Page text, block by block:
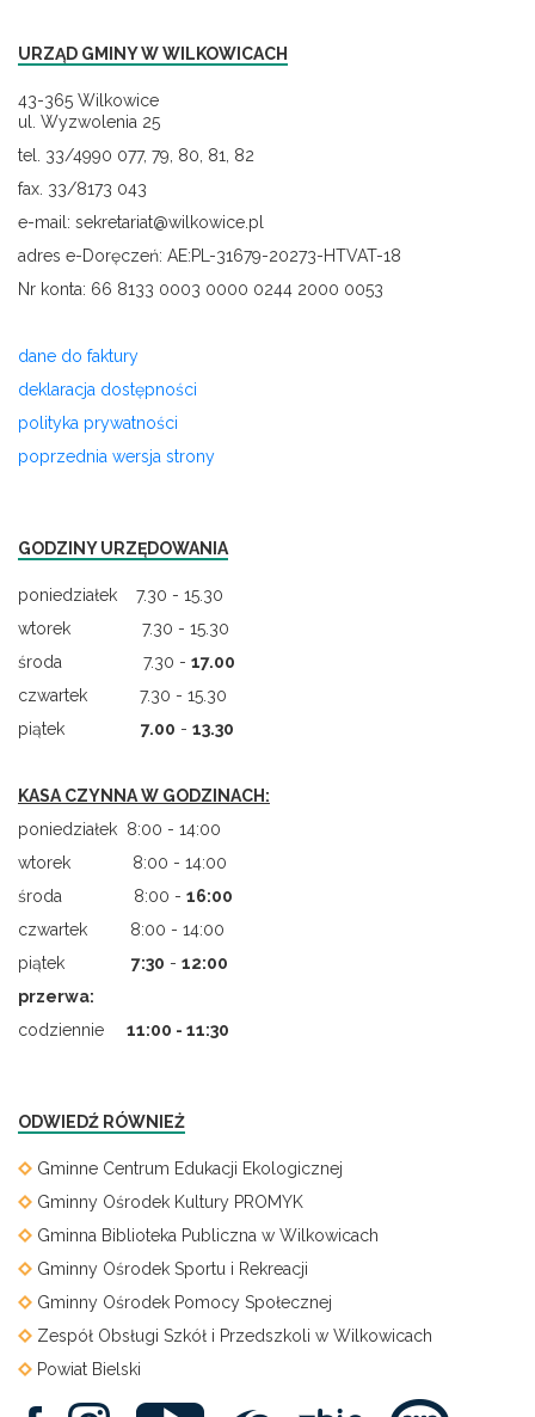
URZĄD GMINY W WILKOWICACH
43-365 Wilkowice
ul. Wyzwolenia 25
tel. 33/4990 077, 79, 80, 81, 82
fax. 33/8173 043
e-mail: sekretariat@wilkowice.pl
adres e-Doręczeń: AE:PL-31679-20273-HTVAT-18
Nr konta: 66 8133 0003 0000 0244 2000 0053
dane do faktury
deklaracja dostępności
polityka prywatności
poprzednia wersja strony
GODZINY URZĘDOWANIA
poniedziałek 7.30 - 15.30
wtorek 7.30 - 15.30
środa 7.30 - 17.00
czwartek 7.30 - 15.30
piątek 7.00 - 13.30
KASA CZYNNA W GODZINACH:
poniedziałek 8:00 - 14:00
wtorek 8:00 - 14:00
środa 8:00 - 16:00
czwartek 8:00 - 14:00
piątek 7:30 - 12:00
przerwa:
codziennie
11:00 - 11:30
ODWIEDŹ RÓWNIEŻ
Gminne Centrum Edukacji Ekologicznej
Gminny Ośrodek Kultury PROMYK
Gminna Biblioteka Publiczna w Wilkowicach
Gminny Ośrodek Sportu i Rekreacji
Gminny Ośrodek Pomocy Społecznej
Zespół Obsługi Szkół i Przedszkoli w Wilkowicach
Powiat Bielski